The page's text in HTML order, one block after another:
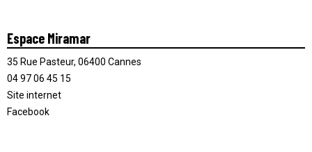
Espace Miramar
35 Rue Pasteur, 06400 Cannes
04 97 06 45 15
Site internet
Facebook